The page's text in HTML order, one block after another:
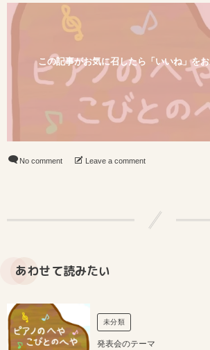
この記事がお気に召したら「いいね」を
No comment Leave a comment
あわせて読みたい
未分類
発表会のテーマ